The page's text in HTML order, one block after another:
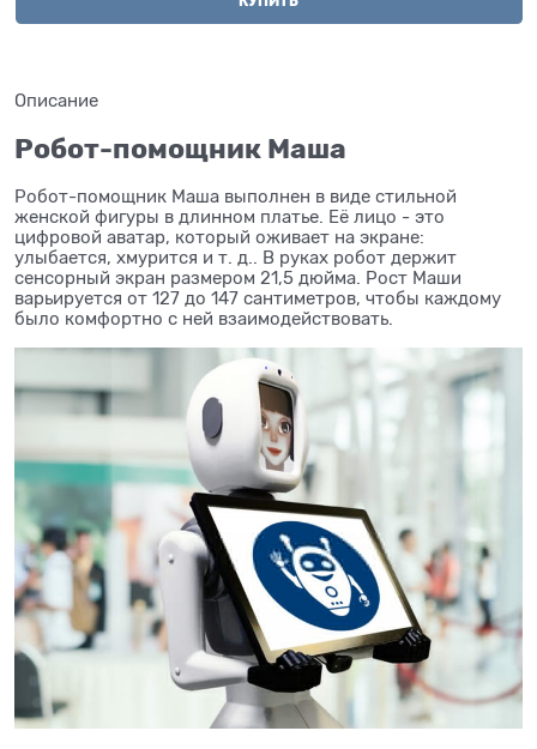
Описание
Робот-помощник Маша
Робот-помощник Маша выполнен в виде стильной
женской фигуры в длинном платье. Её лицо - это
цифровой аватар, который оживает на экране:
улыбается, хмурится и т. д.. В руках робот держит
сенсорный экран размером 21,5 дюйма. Рост Маши
варьируется от 127 до 147 сантиметров, чтобы каждому
было комфортно с ней взаимодействовать.